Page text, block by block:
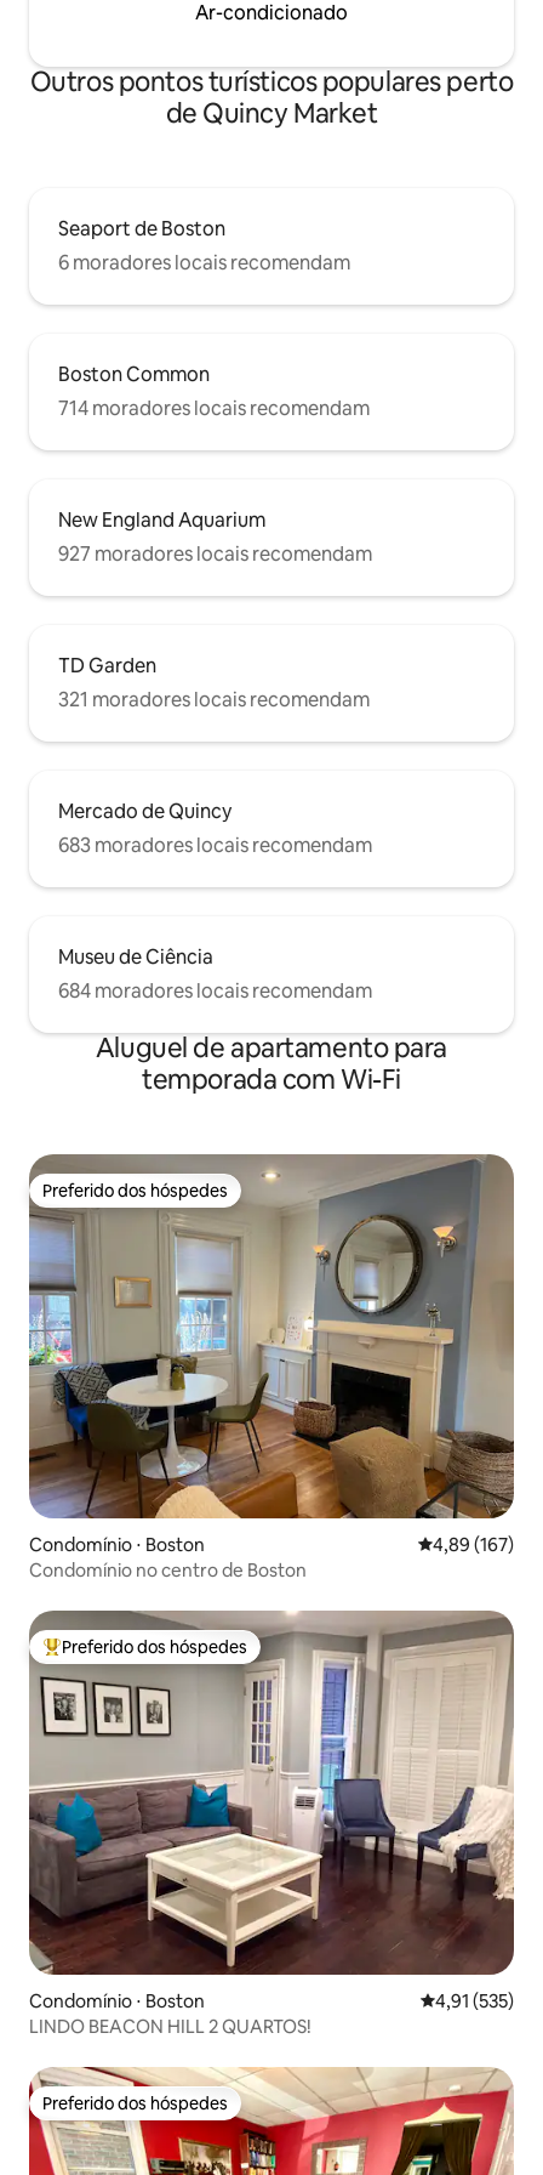
Ar-condicionado
Outros pontos turísticos populares perto
de Quincy Market
Seaport de Boston
6 moradores locais recomendam
Boston Common
714 moradores locais recomendam
New England Aquarium
927 moradores locais recomendam
TD Garden
321 moradores locais recomendam
Mercado de Quincy
683 moradores locais recomendam
Museu de Ciência
684 moradores locais recomendam
Aluguel de apartamento para
temporada com Wi-Fi
Preferido dos hóspedes
Preferido dos hóspedes
Condomínio ⋅ Boston 4,89 de uma
4,89 (167)
Condomínio no centro de Boston
Entre os melhores preferidos dos hóspedes
Preferido dos hóspedes
Condomínio ⋅ Boston 4,91 de uma
4,91 (535)
LINDO BEACON HILL 2 QUARTOS!
Preferido dos hóspedes
Preferido dos hóspedes